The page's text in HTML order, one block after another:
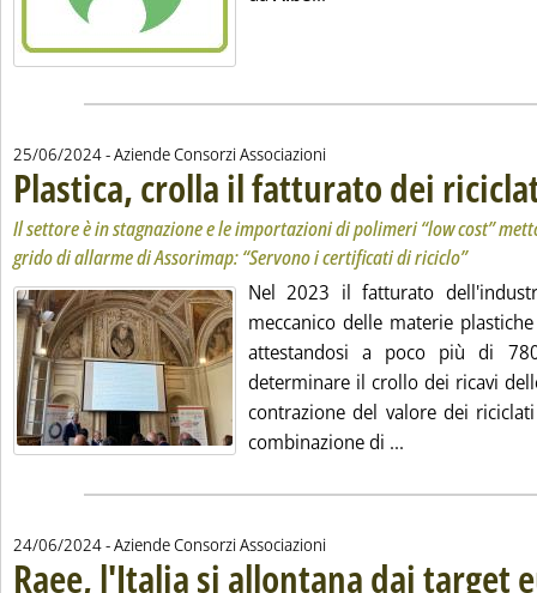
25/06/2024- Aziende Consorzi Associazioni
Plastica, crolla il fatturato dei
Il settore è in stagnazione e le importazioni di polimeri “low cost”
grido di allarme di Assorimap: “Servono i certificati di riciclo”
Nel 2023 il fatturato
meccanico delle materie
attestandosi a poco più di
determinare il crollo dei ricavi
contrazione del valore dei
combinazione di ...
24/06/2024- Aziende Consorzi Associazioni
Raee, l'Italia si allontana dai target